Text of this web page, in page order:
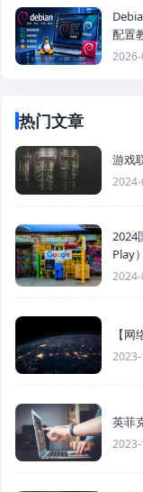
配置
热门文章
游戏
2024
Play
【
英菲